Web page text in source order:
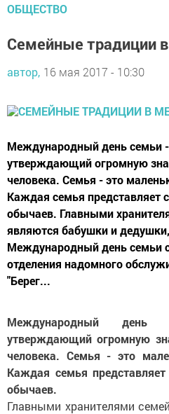
ОБЩЕСТВО
Семейные традиции
автор, 16 мая 2017 - 10:30
Международный день семьи
утверждающий огромную
человека. Семья - это
Каждая семья представляет
обычаев. Главными
являются бабушки и
Международный день семьи
отделения надомного
"Берег...
Международный
утверждающий огромную
человека. Семья - это
Каждая семья
обычаев.
Главными хранителями